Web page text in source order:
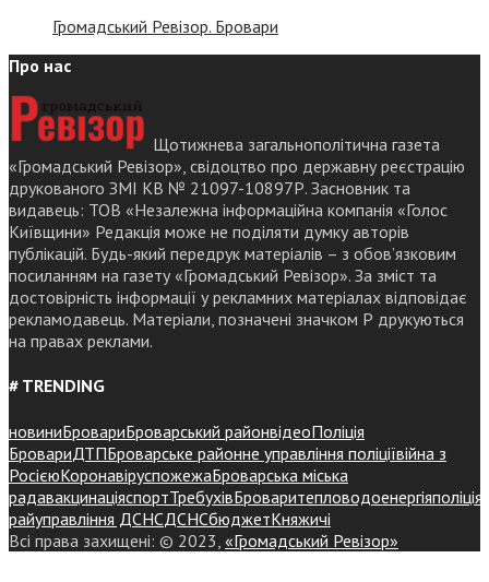
Громадський Ревізор. Бровари
Про нас
Щотижнева загальнополітична газета
«Громадський Ревізор», свідоцтво про державну реєстрацію
друкованого ЗМІ КВ № 21097-10897Р. Засновник та
видавець: ТОВ «Незалежна інформаційна компанія «Голос
Київщини» Редакція може не поділяти думку авторів
публікацій. Будь-який передрук матеріалів – з обов’язковим
посиланням на газету «Громадський Ревізор». За зміст та
достовірність інформації у рекламних матеріалах відповідає
рекламодавець. Матеріали, позначені значком Р друкуються
на правах реклами.
# TRENDING
новиниБровариБроварський районвідеоПоліція
БровариДТПБроварське районне управління поліціївійна з
РосієюКоронавіруспожежаБроварська міська
радавакцинаціяспортТребухівБроваритепловодоенергіяполіція
райуправління ДСНСДСНСбюджетКняжичі
Всі права захищені: © 2023, «Громадський Ревізор»